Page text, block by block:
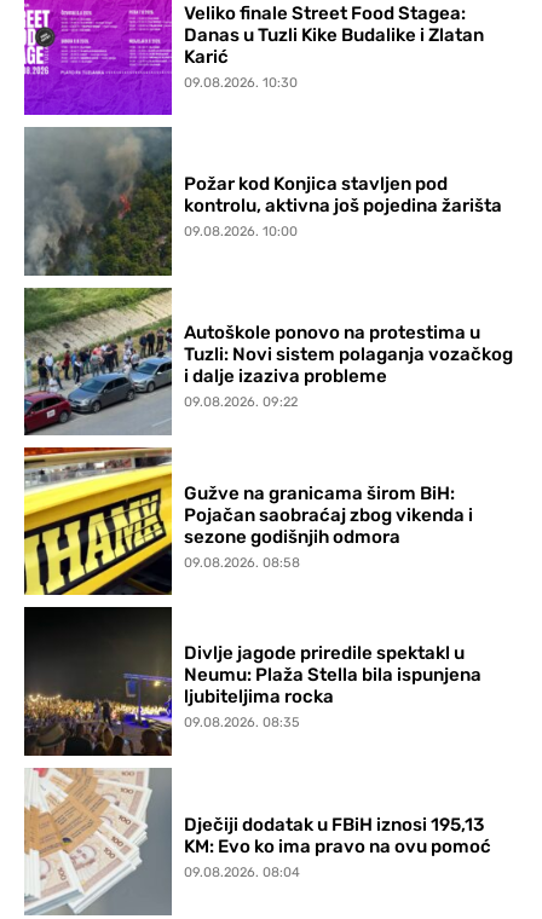
Veliko finale Street Food Stagea:
Danas u Tuzli Kike Budalike i Zlatan
Karić
09.08.2026. 10:30
Požar kod Konjica stavljen pod
kontrolu, aktivna još pojedina žarišta
09.08.2026. 10:00
Autoškole ponovo na protestima u
Tuzli: Novi sistem polaganja vozačkog
i dalje izaziva probleme
09.08.2026. 09:22
Gužve na granicama širom BiH:
Pojačan saobraćaj zbog vikenda i
sezone godišnjih odmora
09.08.2026. 08:58
Divlje jagode priredile spektakl u
Neumu: Plaža Stella bila ispunjena
ljubiteljima rocka
09.08.2026. 08:35
Dječiji dodatak u FBiH iznosi 195,13
KM: Evo ko ima pravo na ovu pomoć
09.08.2026. 08:04